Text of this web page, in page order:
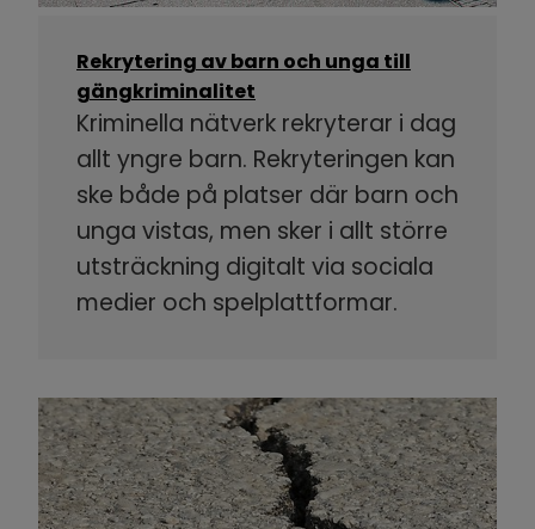
Rekrytering av barn och unga till
gängkriminalitet
Kriminella nätverk rekryterar i dag
allt yngre barn. Rekryteringen kan
ske både på platser där barn och
unga vistas, men sker i allt större
utsträckning digitalt via sociala
medier och spelplattformar.